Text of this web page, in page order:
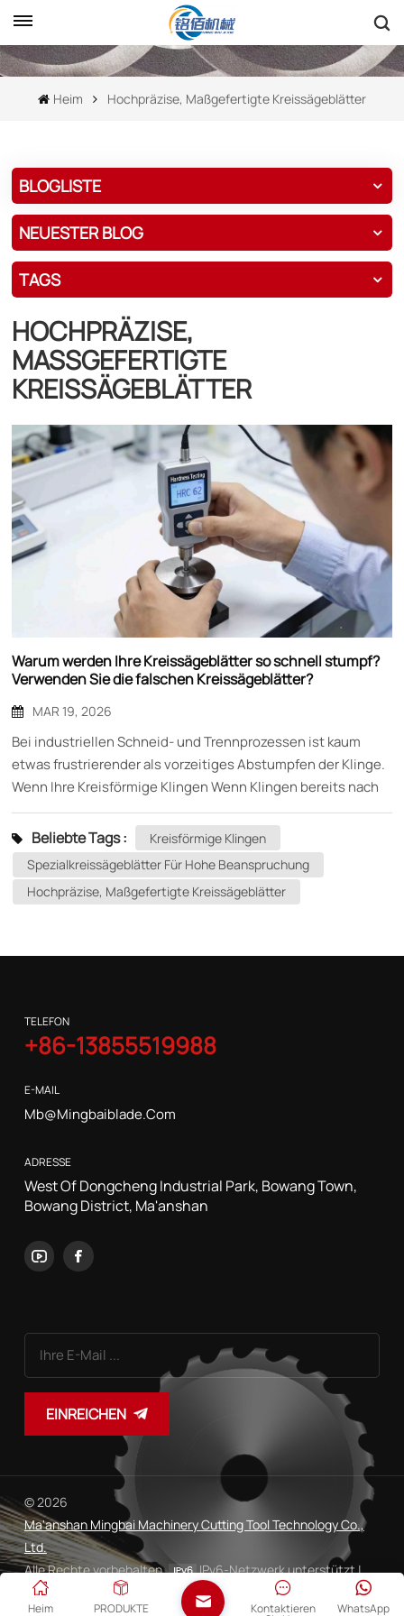
Heim Hochpräzise, ​​maßgefertigte Kreissägeblätter
BLOGLISTE
NEUESTER BLOG
TAGS
HOCHPRÄZISE, ​​
MASSGEFERTIGTE K
REISSÄGEBLÄTTER
Warum werden Ihre Kreissägeblätter so schnell stumpf?
Verwenden Sie die falschen Kreissägeblätter?
MAR 19, 2026
Bei industriellen Schneid- und Trennprozessen ist kaum etwas frustrierender als vorzeitiges Abstumpfen der Klinge. Wenn Ihre Kreisförmige Klingen Wenn Klingen bereits nach kurzer Nutzungsdauer ihre Schärfe verlieren, bedeutet das nicht nur, dass sie häufiger ausgetauscht werden müssen – es bedeutet Produktionsausfälle, ungleichmäßige Schnittqualität, steigende Betriebskosten und frustrierte Bediener. Wenn Sie sich fragen: „Warum werden meine Kreissägeblätter so schnell stumpf?“, liegt die Antwort möglicherweise nicht an der Qualität des Sägeblatts selbst, sondern daran, ob Sie das richtige Sägeblatt für Ihre Anwendung verwenden. Wir von Mingbai Mechanical Tool Technology Co., Ltd. haben bereits unzähligen Kunden geholfen, vorzeitigen Sägeblattverschleiß zu diagnostizieren und zu beheben. Hier sind die häufigsten Gründe für die schnelle Abstumpfung Ihrer Kreissägeblätter – und wie Sie das richtige Sägeblatt auswählen. maßgefertigte Kreissägeblätter für Metall kann den entscheidenden Unterschied ausmachen. 1. Materialungleichheit: Die Ursache vorzeitiger Mattierung Der häufigste Grund für das schnelle Abstumpfen von Kreissägeblättern ist einfach: Das Material des Sägeblatts ist nicht auf das zu schneidende Material abgestimmt. Unterschiedliche Werkstückmaterialien weisen unterschiedliche Härtegrade, Abrasiveigenschaften und chemische Zusammensetzungen auf – all diese Faktoren beeinflussen die Schneide des Sägeblatts. Beim Schneiden abrasiver Materialien wie Glasfaser, Kohlenstoffverbundwerkstoffe oder hochsiliziumhaltige Elektrobleche verschleißen herkömmliche Werkzeugstahlklingen schnell. Für diese Anwendungen werden Klingen mit höherer Verschleißfestigkeit benötigt, beispielsweise solche aus pulvermetallurgisch hergestelltem Schnellarbeitsstahl oder mit Hartmetallspitzen. Ebenso muss das Sägeblatt beim Schneiden von Edelstahl oder anderen kaltverfestigenden Werkstoffen ausreichend robust sein, um der lokalen Verfestigung während des Schneidvorgangs standzuhalten. Die Verwendung herkömmlicher Kreissägeblätter aus Kohlenstoffstahl führt in diesen Fällen zu einem schnellen Verschleiß der Schneide. Die Lösung: Arbeiten Sie mit einem Hersteller zusammen, der maßgeschneiderte Kreissägeblätter für Stahl anbietet, die speziell für die Bearbeitung von Eisenmetallen entwickelt wurden und über geeignete Hartmetallarten und Schneidengeometrien verfügen, die den Herausforderungen der Stahlverarbeitung standhalten. 2. Falsche Härte für Ihre Anwendung Die richtige Härte der Klinge ist entscheidend. Ist sie zu weich, nutzt sich die Schneide schnell ab. Ist sie zu hart, wird die Klinge spröde, was zu Ausbrüchen und Mikrorissen führt, die sich als rasche Abstumpfung bemerkbar machen. Viele Anwender gehen fälschlicherweise davon aus, dass härter immer besser ist. Tatsächlich hängt die optimale Härte von der jeweiligen Anwendung ab. Bei Anwendungen mit hoher Belastung, wie z. B. beim Schneiden dicker Materialien oder unterbrochenen Schnitten, kann ein etwas weicheres, aber zäheres Sägeblatt sogar länger halten als ein extrem hartes, das an der Schneide ausbricht. Die Lösung: Suchen Sie nach Hochpräzise, ​​maßgefertigte Kreissägeblätter Optionen, bei denen die Härte genau auf Ihre Betriebsparameter abgestimmt ist und nicht einfach nur aus Marketinggründen maximal ausgereizt wird. 3. Falsche Kantengeometrie für Ihr Material Die Geometrie des Sägeblatts – einschließlich Schneidwinkel, Freiwinkel und Kantenradius – muss optimal auf das jeweilige Schnittmaterial abgestimmt sein. Die Verwendung eines für weiche Kunststoffe ausgelegten Sägeblatts auf abrasiven Materialien führt zu schnellem Schneidkantenverschleiß. Zum Beispiel: • Das Schneiden weicher, klebriger Materialien wie Kupfer oder Aluminium erfordert schärfere Schneiden mit polierten Oberflächen, um ein Anhaften zu verhindern und die Schnittkräfte zu reduzieren.• Das Schneiden abrasiver Materialien erfordert robustere Schneidkantengeometrien, die den Verschleiß über eine größere Fläche verteilen.• Das Schneiden dünner Folien erfordert rasiermesserscharfe Kanten mit minimalem Radius.• Das Schneiden dicker Materialien erfordert steilere Schneidkanten, um ein Brechen zu verhindern. Die Verwendung einer Universalklinge mit suboptimaler Geometrie für das jeweilige Material führt unweigerlich zu einer schnelleren Abstumpfung. Die Lösung: Investieren Sie in maßgefertigte Kreissägeblätter für Aluminium oder andere spezifische Werkstoffe mit Kantengeometrien, die speziell für diese Anwendungen entwickelt wurden. 4. Mangelhafte Oberflächenbeschaffenheit führt zu Reibung und Hitze. Die Oberflächenbeschaffenheit Ihrer Kreissägeblätter beeinflusst direkt, wie schnell sie stumpf werden. Raue Blattoberflächen erhöhen die Reibung zwischen Blatt und Schnittgut. Diese Reibung erzeugt Wärme – und Wärme ist der Feind der Blatthärte. Steigt die Temperatur der Schaufelblätter aufgrund übermäßiger Reibung, kann selbst Schnellarbeitsstahl seine Härte verlieren, was zu rascher Erweichung und beschleunigtem Verschleiß führt. Im Extremfall kann die Schaufelschneide während des Betriebs sogar weich werden, was einen katastrophalen Ausfall zur Folge haben kann. Eine mangelhafte Oberflächenbeschaffenheit trägt ebenfalls zur Materialanhaftung bei, da sich Werkstückmaterial an der Schneide ablagert. Dieses abgelagerte Material verändert die Geometrie der Schneide, erhöht die Schnittkräfte und beschleunigt den Verschleiß. Die Lösung: Kreisscheiben mit spiegelähnlicher Oberflächenbeschaffenheit spezifizieren, die typischerweise durch Superfinish- oder Poliervorgänge nach dem Schleifen erreicht werden. 5. Falsche Abstands- oder Überlappungseinstellungen Manchmal liegt das Problem nicht am Sägeblatt selbst, sondern an der Einstellung. Ein falscher Sägeblattabstand (der Spalt zwischen den zusammenpassenden Sägeblättern) oder eine ungeeignete Überlappung können den Sägeblattverschleiß erheblich beschleunigen. Ist der Klingenspalt zu gering, reiben die Klingen aneinander, wodurch Reibung und Hitze entstehen, die beide Klingen verschleißen. Ist der Spalt zu groß, wird das Material eingeklemmt und eingerissen, anstatt sauber geschnitten zu werden, was die Schnittkräfte und die Belastung der Schneidkante erhöht. Eine falsche Ausrichtung der Klinge führt zu einer ungleichmäßigen Belastung entlang der Klingenkante, wodurch der Verschleiß auf bestimmte Bereiche konzentriert wird, anstatt gleichmäßig verteilt zu werden. Die Lösung: Arbeiten Sie mit technischen Experten zusammen, die nicht nur Klingen, sondern das gesamte Schneidsystem verstehen. Hersteller, die Folgendes anbieten: Spezialkreissägeblätter für hohe Beanspruchung bieten oft Einrichtungsempfehlungen auf der Grundlage umfangreicher Anwendungserfahrung. 6. Unzureichende Schmierung oder Kühlung Viele Schneidanwendungen erfordern eine ausreichende Schmierung oder Kühlung, um die Leistungsfähigkeit der Klinge zu erhalten. Ohne ausreichende Schmierung erhöht sich die Reibung, die Temperaturen steigen und die Klingen stumpfen schneller ab. Dies ist besonders wichtig bei Hochgeschwindigkeitsanwendungen oder beim Schneiden von Werkstoffen, die sich durch Kaltverfestigung verfestigen, wo ein effektives Wärmemanagement für den Erhalt der Härte der Klinge unerlässlich ist. Die Lösung: Überprüfen Sie Ihr Schmiersystem und stellen Sie sicher, dass es die richtige Art und Menge an Kühlmittel für Ihren spezifischen Betrieb liefert. 7. Verwendung von „Universell-Sägeblättern“ für verschiedene Anwendungen Der wohl häufigste Fehler, den wir beobachten, ist die Verwendung derselben Sägeblattspezifikationen für verschiedene Materialien oder Anwendungen. Dies vereinfacht zwar die Lagerverwaltung, führt aber praktisch zwangsläufig dazu, dass die Sägeblätter für mindestens einige Anwendungen nicht optimal geeignet sind. Eine Klinge, die sich zum Schneiden von Baustahl einigermaßen gut eignet, kann bei Edelstahl schlechte Ergebnisse liefern, bei abrasiven Materialien schnell verschleißen und bei unterbrochenen Schnitten ausbrechen. Die Lösung: Erwägen Sie die Entwicklung einer Familie von maßgefertigte Kreissägeblätter für Metall Für jede Anwendung gibt es ein optimiertes Sägeblatt für spezifische Materialarten und Schnittbedingungen. Die anfängliche Investition in verschiedene Sägeblattspezifikationen amortisiert sich oft durch längere Standzeiten und verbesserte Schnittqualität. Wie Mingbai Technology helfen kann Bei Mingbai Mechanical Tool Technology Co., Ltd. sind wir auf die Entwicklung von Kreissägeblättern für spezifische Anwendungen spezialisiert und fertigen nicht nur Standardprodukte. Unser Ansatz beginnt mit dem Verständnis Ihrer Anforderungen: • Materialart, Dicke und Zustand• Schnittgeschwindigkeiten und Vorschubgeschwindigkeiten• Gerätespezifikationen und -beschränkungen• Qualitätsanforderungen und Toleranzerwartungen• Produktionsvolumen- und Umrüstbeschränkungen Unsere Ingenieure empfehlen Ihnen anschließend das optimale Material, die Härte, die Geometrie und die Oberflächenbeschaffenheit der Trennscheibe für Ihre individuelle Anwendung. Ob Sie hochpräzise, ​​maßgefertigte Kreistrennscheiben für Arbeiten mit engsten Toleranzen, robuste, maßgefertigte Kreistrennscheiben für anspruchsvolle Anwendungen oder materialspezifische Lösungen wie maßgefertigte Kreistrennscheiben für Aluminium oder Stahl benötigen – wir verfügen über das nötige Know-how. Anzeichen dafür, dass Sie die falschen Kreissägeblätter verwenden Sind Sie sich immer noch nicht sicher, ob die Wahl des Sägeblatts das Problem ist? Achten Sie auf diese Anzeichen: • Uneinheitliche Schnittqualität: Grate, Ausrisse oder raue Kanten, die im Laufe des Tages variieren.• Häufige Anpassungen: Ständiges Nachjustieren der Klingenpositionen oder Abstände• Materialverformung: Verformung, Verbrennung oder Kaltverfestigung an der Schnittkante• Übermäßiger Staub oder Feinstaub: Mehr Verunreinigungen als für Ihr Material erwartet.• Gerätebelastung: Höher beanspruchte Motoren,
Beliebte Tags :
Kreisförmige Klingen
Spezialkreissägeblätter Für Hohe Beanspruchung
Hochpräzise, ​​maßgefertigte Kreissägeblätter
TELEFON
+86-13855519988
E-MAIL
Mb@mingbaiblade.com
ADRESSE
West Of Dongcheng Industrial Park, Bowang Town,
Bowang District, Ma'anshan
EINREICHEN
© 2026
Ma'anshan Mingbai Machinery Cutting Tool Technology Co.,
Ltd.
Alle Rechte vorbehalten.
IPv6-Netzwerk unterstützt |
Sitemap Xml Datenschutzrichtlinie
Heim PRODUKTE WhatsApp
Kontaktieren